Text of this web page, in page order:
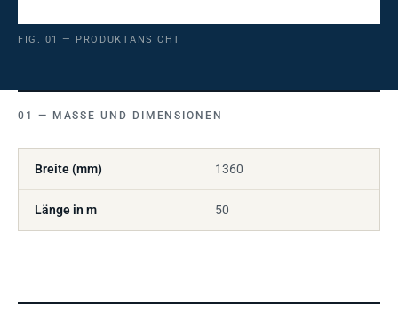
FIG. 01 — PRODUKTANSICHT
MASSE UND DIMENSIONEN
Breite (mm) 1360
Länge in m 50